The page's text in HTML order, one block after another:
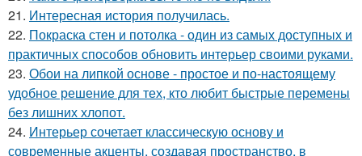
21. Интересная история получилась.
22. Покраска стен и потолка - один из самых доступных и
практичных способов обновить интерьер своими руками.
23. Обои на липкой основе - простое и по-настоящему
удобное решение для тех, кто любит быстрые перемены
без лишних хлопот.
24. Интерьер сочетает классическую основу и
современные акценты, создавая пространство, в